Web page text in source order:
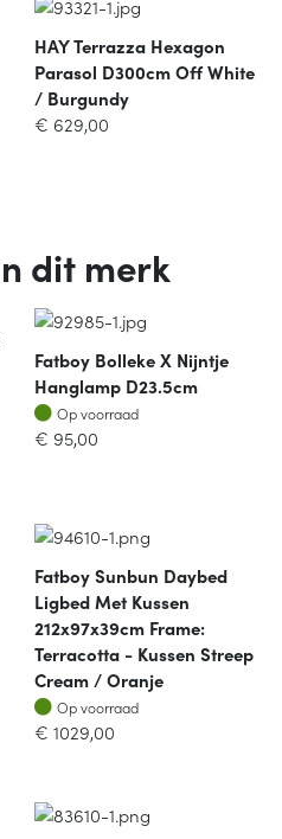
HAY Terrazza Hexagon
Parasol D300cm Off White
/ Burgundy
€ 629,00
dit merk
Fatboy Bolleke X Nijntje
Hanglamp D23.5cm
Op voorraad
Op voorraad
€ 95,00
Fatboy Sunbun Daybed
Ligbed Met Kussen
212x97x39cm Frame:
Terracotta - Kussen Streep
Cream / Oranje
Op voorraad
Op voorraad
€ 1029,00